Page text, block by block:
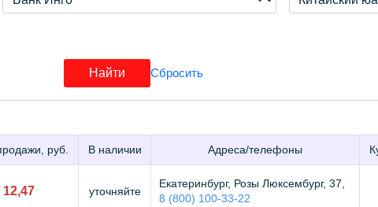
руб. В наличии Адреса/телефоны
12,47 уточняйте
Екатеринбург, Розы Люксембург, 37,
8 (800) 100-33-22